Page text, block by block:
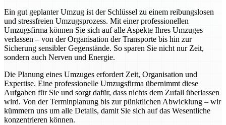
Ein gut geplanter Umzug ist der Schlüssel zu einem reibungslosen
und stressfreien Umzugsprozess. Mit einer professionellen
Umzugsfirma können Sie sich auf alle Aspekte Ihres Umzuges
verlassen – von der Organisation der Transporte bis hin zur
Sicherung sensibler Gegenstände. So sparen Sie nicht nur Zeit,
sondern auch Nerven und Energie.
Die Planung eines Umzuges erfordert Zeit, Organisation und
Expertise. Eine professionelle Umzugsfirma übernimmt diese
Aufgaben für Sie und sorgt dafür, dass nichts dem Zufall überlassen
wird. Von der Terminplanung bis zur pünktlichen Abwicklung – wir
kümmern uns um alle Details, damit Sie sich auf das Wesentliche
konzentrieren können.